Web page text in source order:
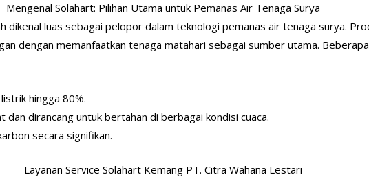
Mengenal Solahart: Pilihan Utama untuk Pemanas Air Tenaga Surya
dikenal luas sebagai pelopor dalam teknologi pemanas air tenaga surya.
dengan memanfaatkan tenaga matahari sebagai sumber utama.
hingga 80%.
dan dirancang untuk bertahan di berbagai kondisi cuaca.
secara signifikan.
Layanan Service Solahart Kemang PT. Citra Wahana Lestari